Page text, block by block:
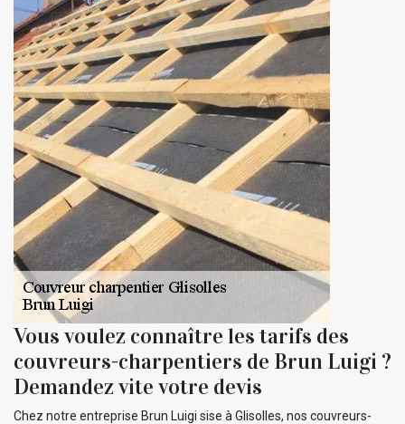
Vous voulez connaître les tarifs des
couvreurs-charpentiers de Brun Luigi ?
Demandez vite votre devis
Chez notre entreprise Brun Luigi sise à Glisolles, nos couvreurs-